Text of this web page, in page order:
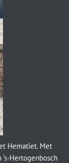
Hematiet. Met
Hertogenbosch